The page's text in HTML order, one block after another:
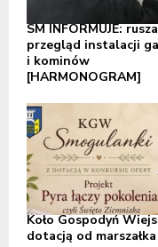
SM INFORMUJE: rusza
przegląd instalacji
i kominów
[HARMONOGRAM]
Koło Gospodyń
dotacją od marszałka